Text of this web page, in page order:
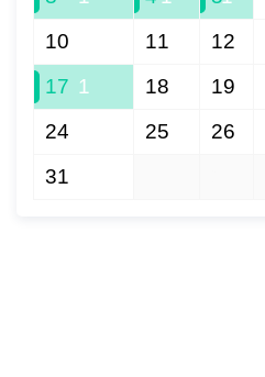
10
11 12
17 1 18 19
24 25 26
31